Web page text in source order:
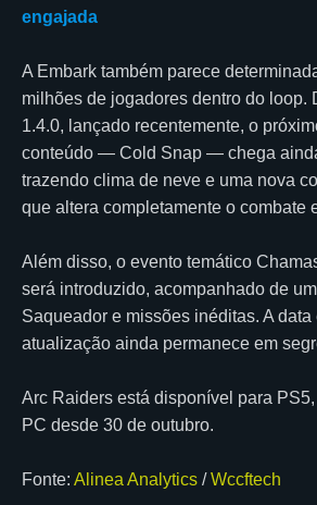
engajada
A Embark também parece
milhões de jogadores dentro do loop.
1.4.0, lançado recentemente, o
conteúdo — Cold Snap — chega
trazendo clima de neve e uma nova
que altera completamente o combate
Além disso, o evento temático
será introduzido, acompanhado de
Saqueador e missões inéditas. A data
atualização ainda permanece em
Arc Raiders está disponível para
PC desde 30 de outubro.
Fonte: Alinea Analytics /Wccftech